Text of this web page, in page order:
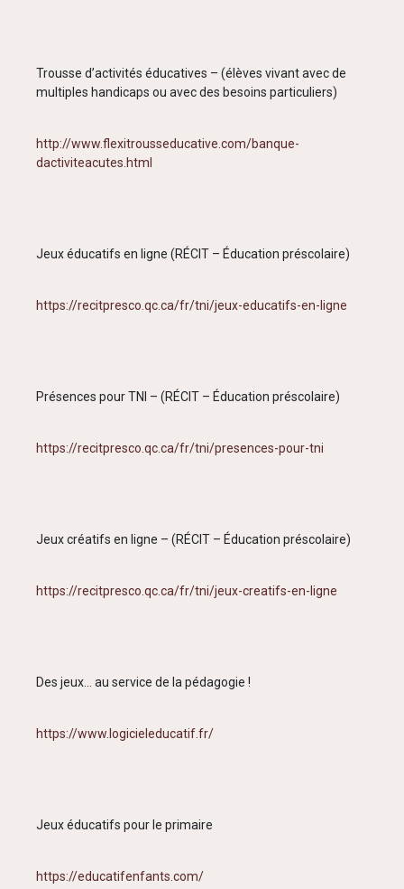
Trousse d’activités éducatives – (élèves vivant avec de
multiples handicaps ou avec des besoins particuliers)
http://www.flexitrousseducative.com/banque-
dactiviteacutes.html
Jeux éducatifs en ligne (RÉCIT – Éducation préscolaire)
https://recitpresco.qc.ca/fr/tni/jeux-educatifs-en-ligne
Présences pour TNI – (RÉCIT – Éducation préscolaire)
https://recitpresco.qc.ca/fr/tni/presences-pour-tni
Jeux créatifs en ligne – (RÉCIT – Éducation préscolaire)
https://recitpresco.qc.ca/fr/tni/jeux-creatifs-en-ligne
Des jeux… au service de la pédagogie !
https://www.logicieleducatif.fr/
Jeux éducatifs pour le primaire
https://educatifenfants.com/